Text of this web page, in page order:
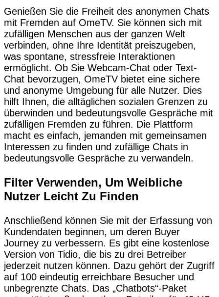
Genießen Sie die Freiheit des anonymen Chats
mit Fremden auf OmeTV. Sie können sich mit
zufälligen Menschen aus der ganzen Welt
verbinden, ohne Ihre Identität preiszugeben,
was spontane, stressfreie Interaktionen
ermöglicht. Ob Sie Webcam-Chat oder Text-
Chat bevorzugen, OmeTV bietet eine sichere
und anonyme Umgebung für alle Nutzer. Dies
hilft Ihnen, die alltäglichen sozialen Grenzen zu
überwinden und bedeutungsvolle Gespräche mit
zufälligen Fremden zu führen. Die Plattform
macht es einfach, jemanden mit gemeinsamen
Interessen zu finden und zufällige Chats in
bedeutungsvolle Gespräche zu verwandeln.
Filter Verwenden, Um Weibliche
Nutzer Leicht Zu Finden
Anschließend können Sie mit der Erfassung von
Kundendaten beginnen, um deren Buyer
Journey zu verbessern. Es gibt eine kostenlose
Version von Tidio, die bis zu drei Betreiber
jederzeit nutzen können. Dazu gehört der Zugriff
auf 100 eindeutig erreichbare Besucher und
unbegrenzte Chats. Das „Chatbots“-Paket